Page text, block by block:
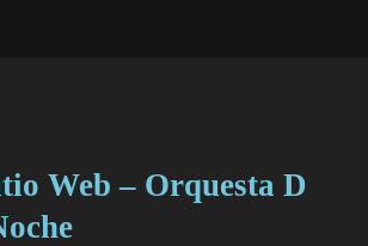
Web – Orquesta D